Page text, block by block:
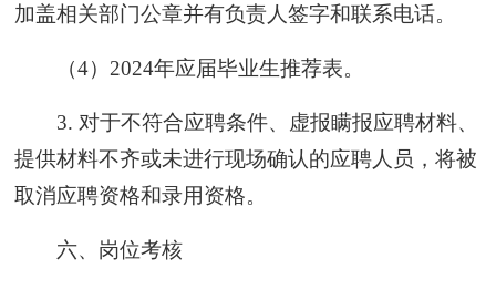
加盖相关部门公章并有负责人签字和联系电话。
（4）2024年应届毕业生推荐表。
3. 对于不符合应聘条件、虚报瞒报应聘材料、
提供材料不齐或未进行现场确认的应聘人员，将被
取消应聘资格和录用资格。
六、岗位考核